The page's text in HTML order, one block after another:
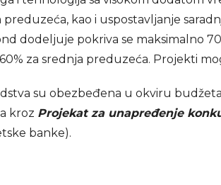
kao i uspostavljanje
dodeljuje pokriva se maksimalno
za srednja preduzeća. Projekti
su obezbeđena u okviru
kroz Projekat za unapređenje
banke).